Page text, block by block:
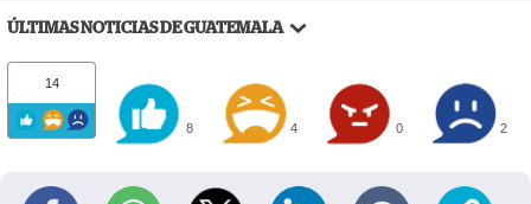
ÚLTIMAS NOTICIAS DE GUATEMALA
14
8 4 0 2